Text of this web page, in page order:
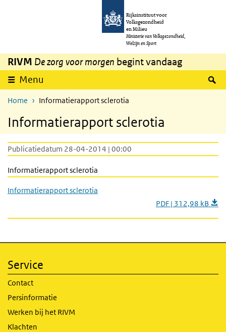
Overslaan en naar de inhoud gaan
Rijksinstituut voor
Volksgezondheid
en Milieu
Ministerie van Volksgezondheid,
Welzijn en Sport
RIVM De zorg voor morgen begint vandaag
Menu
Home Informatierapport sclerotia
Informatierapport sclerotia
Publicatiedatum 28-04-2014 | 00:00
Informatierapport sclerotia
Informatierapport sclerotia
PDF | 312,98 kB
Service
Contact
Persinformatie
Werken bij het RIVM
Klachten